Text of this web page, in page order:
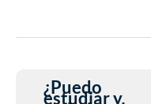
¿Puedo
estudiar y